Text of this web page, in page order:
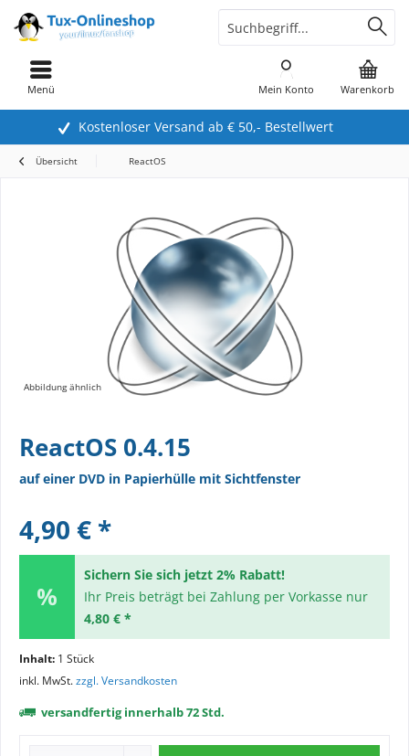
Kostenloser Versand ab € 50,- Bestellwert
Warenkorb
Mein Konto
Menü
Übersicht ReactOS
Abbildung ähnlich
ReactOS 0.4.15
auf einer DVD in Papierhülle mit Sichtfenster
4,90 € *
Sichern Sie sich jetzt 2% Rabatt!
Ihr Preis beträgt bei Zahlung per Vorkasse nur
4,80 € *
Inhalt: 1 Stück
inkl. MwSt.zzgl. Versandkosten
versandfertig innerhalb 72 Std.